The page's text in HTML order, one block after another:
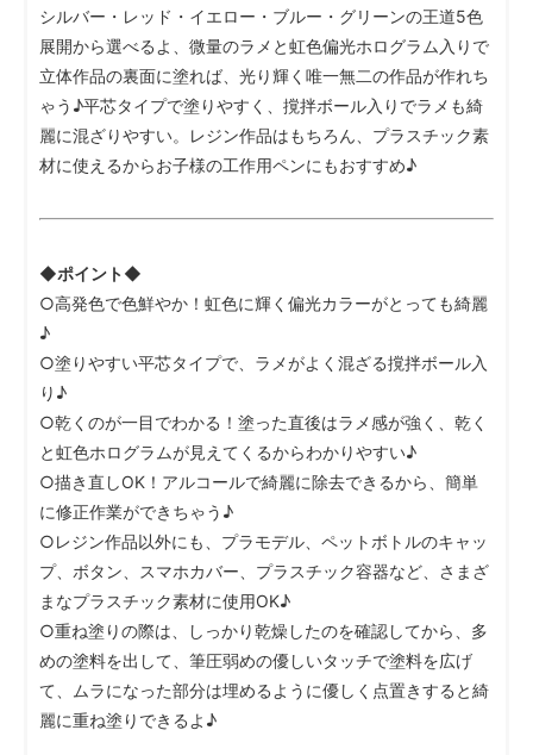
シルバー・レッド・イエロー・ブルー・グリーンの王道5色
展開から選べるよ、微量のラメと虹色偏光ホログラム入りで
立体作品の裏面に塗れば、光り輝く唯一無二の作品が作れち
ゃう♪平芯タイプで塗りやすく、撹拌ボール入りでラメも綺
麗に混ざりやすい。レジン作品はもちろん、プラスチック素
材に使えるからお子様の工作用ペンにもおすすめ♪
◆ポイント◆
○高発色で色鮮やか！虹色に輝く偏光カラーがとっても綺麗
♪
○塗りやすい平芯タイプで、ラメがよく混ざる撹拌ボール入
り♪
○乾くのが一目でわかる！塗った直後はラメ感が強く、乾く
と虹色ホログラムが見えてくるからわかりやすい♪
○描き直しOK！アルコールで綺麗に除去できるから、簡単
に修正作業ができちゃう♪
○レジン作品以外にも、プラモデル、ペットボトルのキャッ
プ、ボタン、スマホカバー、プラスチック容器など、さまざ
まなプラスチック素材に使用OK♪
○重ね塗りの際は、しっかり乾燥したのを確認してから、多
めの塗料を出して、筆圧弱めの優しいタッチで塗料を広げ
て、ムラになった部分は埋めるように優しく点置きすると綺
麗に重ね塗りできるよ♪